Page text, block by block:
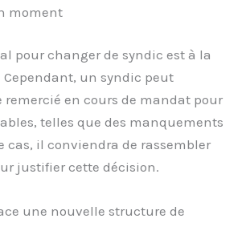
moment
pour changer de syndic est à la
Cependant, un syndic peut
remercié en cours de mandat pour
telles que des manquements
cas, il conviendra de rassembler
justifier cette décision.
une nouvelle structure de